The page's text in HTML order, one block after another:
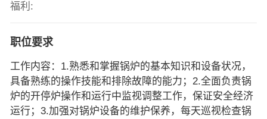
福利:
职位要求
工作内容：1.熟悉和掌握锅炉的基本知识和设备状况，
具备熟练的操作技能和排除故障的能力；2.全面负责锅
炉的开停炉操作和运行中监视调整工作，保证安全经济
运行；3.加强对锅炉设备的维护保养，每天巡视检查锅